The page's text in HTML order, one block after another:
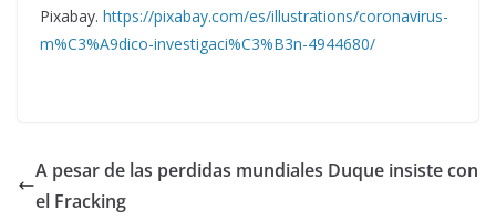
Pixabay. https://pixabay.com/es/illustrations/coronavirus-
m%C3%A9dico-investigaci%C3%B3n-4944680/
A pesar de las perdidas mundiales Duque insiste con
el Fracking